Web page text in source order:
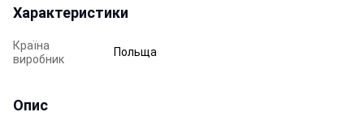
Характеристики
Країна
виробник
Польща
Опис